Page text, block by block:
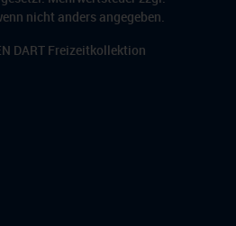
DART Freizeitkollektion
nicht anders angegeben.